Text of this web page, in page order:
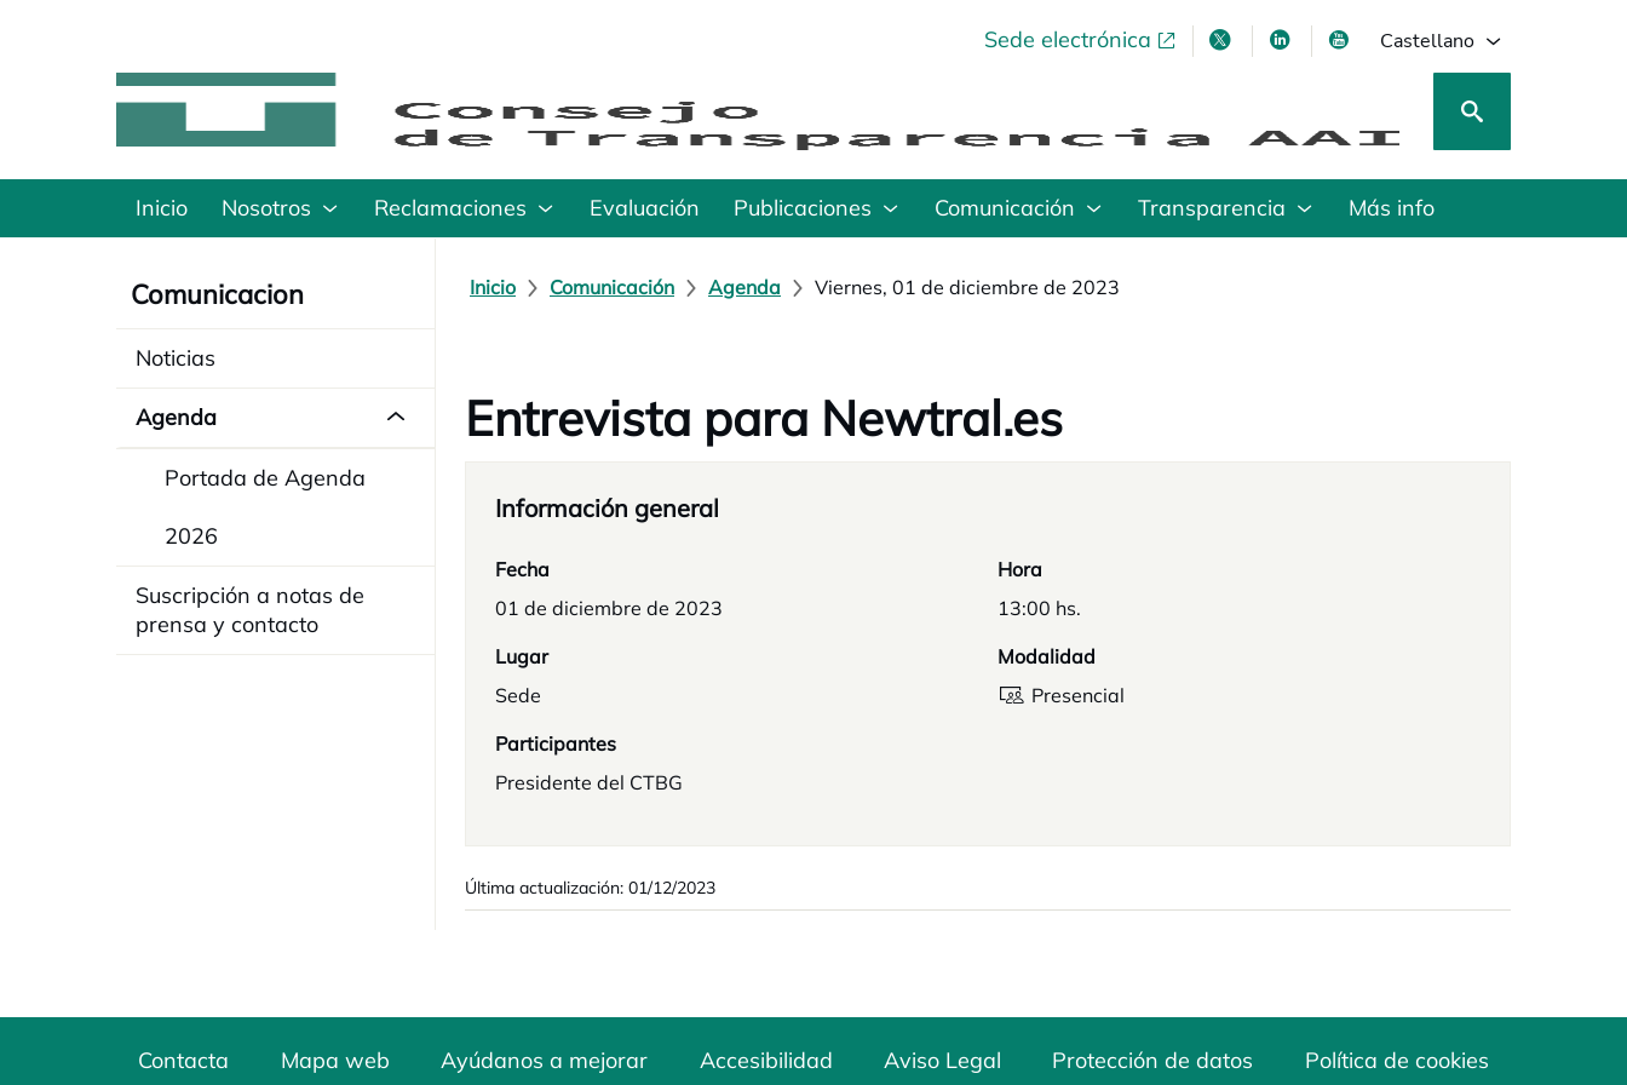
Sede electrónicase abre en una pestaña nueva
se abre en una pestaña nueva
se abre en una pestaña nueva
se abre en una pestaña
Castellano
Inicio Nosotros Reclamaciones Evaluación Publicaciones Comunicación Transparencia Más info
Comunicacion
Noticias
Agenda
Portada de Agenda
2026
Suscripción a notas de
prensa y contacto
Inicio Comunicación Agenda Viernes, 01 de diciembre de 2023
Entrevista para Newtral.es
Información general
Fecha
01 de diciembre de 2023
Hora
13:00 hs.
Lugar
Sede
Modalidad
Presencial
Participantes
Presidente del CTBG
Última actualización: 01/12/2023
Contacta Mapa web Ayúdanos a mejorar Accesibilidad Aviso Legal Protección de datos Política de cookies